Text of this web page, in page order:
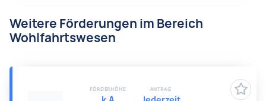
Weitere Förderungen im Bereich
Wohlfahrtswesen
FÖRDERHÖHE ANTRAG